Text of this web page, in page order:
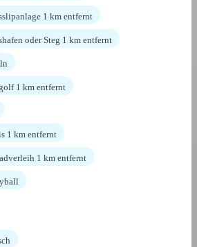
1 km entfernt
oder Steg 1 km entfernt
1 km entfernt
1 km entfernt
1 km entfernt